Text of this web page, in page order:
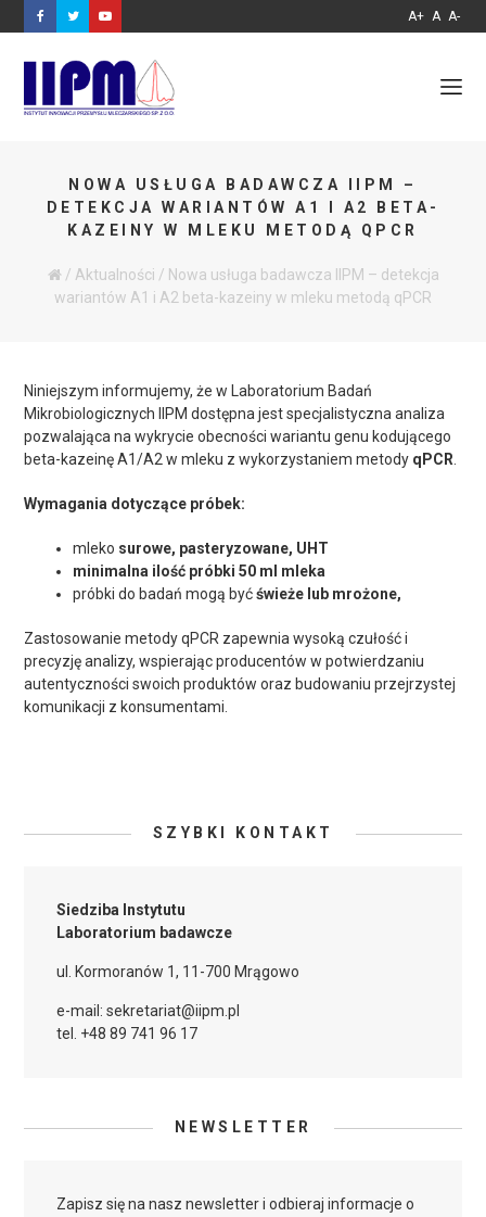
A+ A A-
NOWA USŁUGA BADAWCZA IIPM –
DETEKCJA WARIANTÓW A1 I A2 BETA-
KAZEINY W MLEKU METODĄ QPCR
/ Aktualności / Nowa usługa badawcza IIPM – detekcja
wariantów A1 i A2 beta-kazeiny w mleku metodą qPCR
Niniejszym informujemy, że w Laboratorium Badań
Mikrobiologicznych IIPM dostępna jest specjalistyczna analiza
pozwalająca na wykrycie obecności wariantu genu kodującego
beta-kazeinę A1/A2 w mleku z wykorzystaniem metody qPCR
Wymagania dotyczące próbek:
mleko surowe, pasteryzowane, UHT
minimalna ilość próbki 50 ml mleka
próbki do badań mogą byćświeże lub mrożone,
Zastosowanie metody qPCR zapewnia wysoką czułość i
precyzję analizy, wspierając producentów w potwierdzaniu
autentyczności swoich produktów oraz budowaniu przejrzystej
komunikacji z konsumentami.
SZYBKI KONTAKT
Siedziba Instytutu
Laboratorium badawcze
ul. Kormoranów 1, 11-700 Mrągowo
e-mail: sekretariat@iipm.pl
tel. +48 89 741 96 17
NEWSLETTER
Zapisz się na nasz newsletter i odbieraj informacje o